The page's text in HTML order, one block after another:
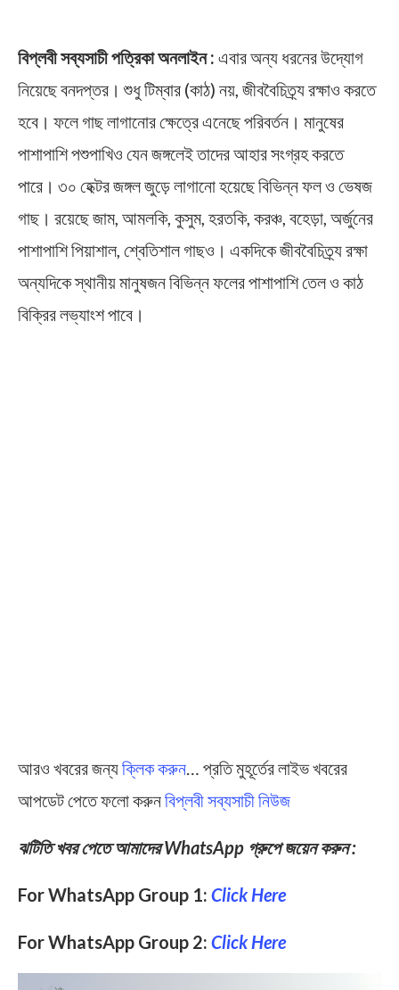
বিপ্লবী সব্যসাচী পত্রিকা অনলাইন : এবার অন্য ধরনের উদ্যোগ
নিয়েছে বনদপ্তর। শুধু টিম্বার (কাঠ) নয়, জীববৈচিত্র্য রক্ষাও করতে
হবে। ফলে গাছ লাগানোর ক্ষেত্রে এনেছে পরিবর্তন। মানুষের
পাশাপাশি পশুপাখিও যেন জঙ্গলেই তাদের আহার সংগ্রহ করতে
পারে। ৩০ হেক্টর জঙ্গল জুড়ে লাগানো হয়েছে বিভিন্ন ফল ও ভেষজ
গাছ। রয়েছে জাম, আমলকি, কুসুম, হরতকি, করঞ্চ, বহেড়া, অর্জুনের
পাশাপাশি পিয়াশাল, শ্বেতিশাল গাছও। একদিকে জীববৈচিত্র্য রক্ষা
অন্যদিকে স্থানীয় মানুষজন বিভিন্ন ফলের পাশাপাশি তেল ও কাঠ
বিক্রির লভ্যাংশ পাবে।
আরও খবরের জন্যক্লিক করুন… প্রতি মুহূর্তের লাইভ খবরের
আপডেট পেতে ফলো করুনবিপ্লবী সব্যসাচী নিউজ
ঝটিতি খবর পেতে আমাদের WhatsApp গ্রুপে জয়েন করুন :
For WhatsApp Group 1: Click Here
For WhatsApp Group 2: Click Here